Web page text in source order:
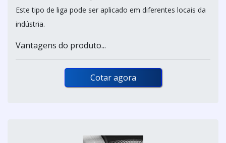
Este tipo de liga pode ser aplicado em diferentes locais da
indústria.
Vantagens do produto...
Cotar agora